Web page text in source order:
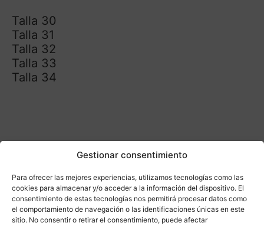
Gestionar consentimiento
Para ofrecer las mejores experiencias, utilizamos tecnologías como las
cookies para almacenar y/o acceder a la información del dispositivo. El
consentimiento de estas tecnologías nos permitirá procesar datos como
el comportamiento de navegación o las identificaciones únicas en este
sitio. No consentir o retirar el consentimiento, puede afectar
Talla 30
Talla 31
Talla 32
Talla 33
Talla 34